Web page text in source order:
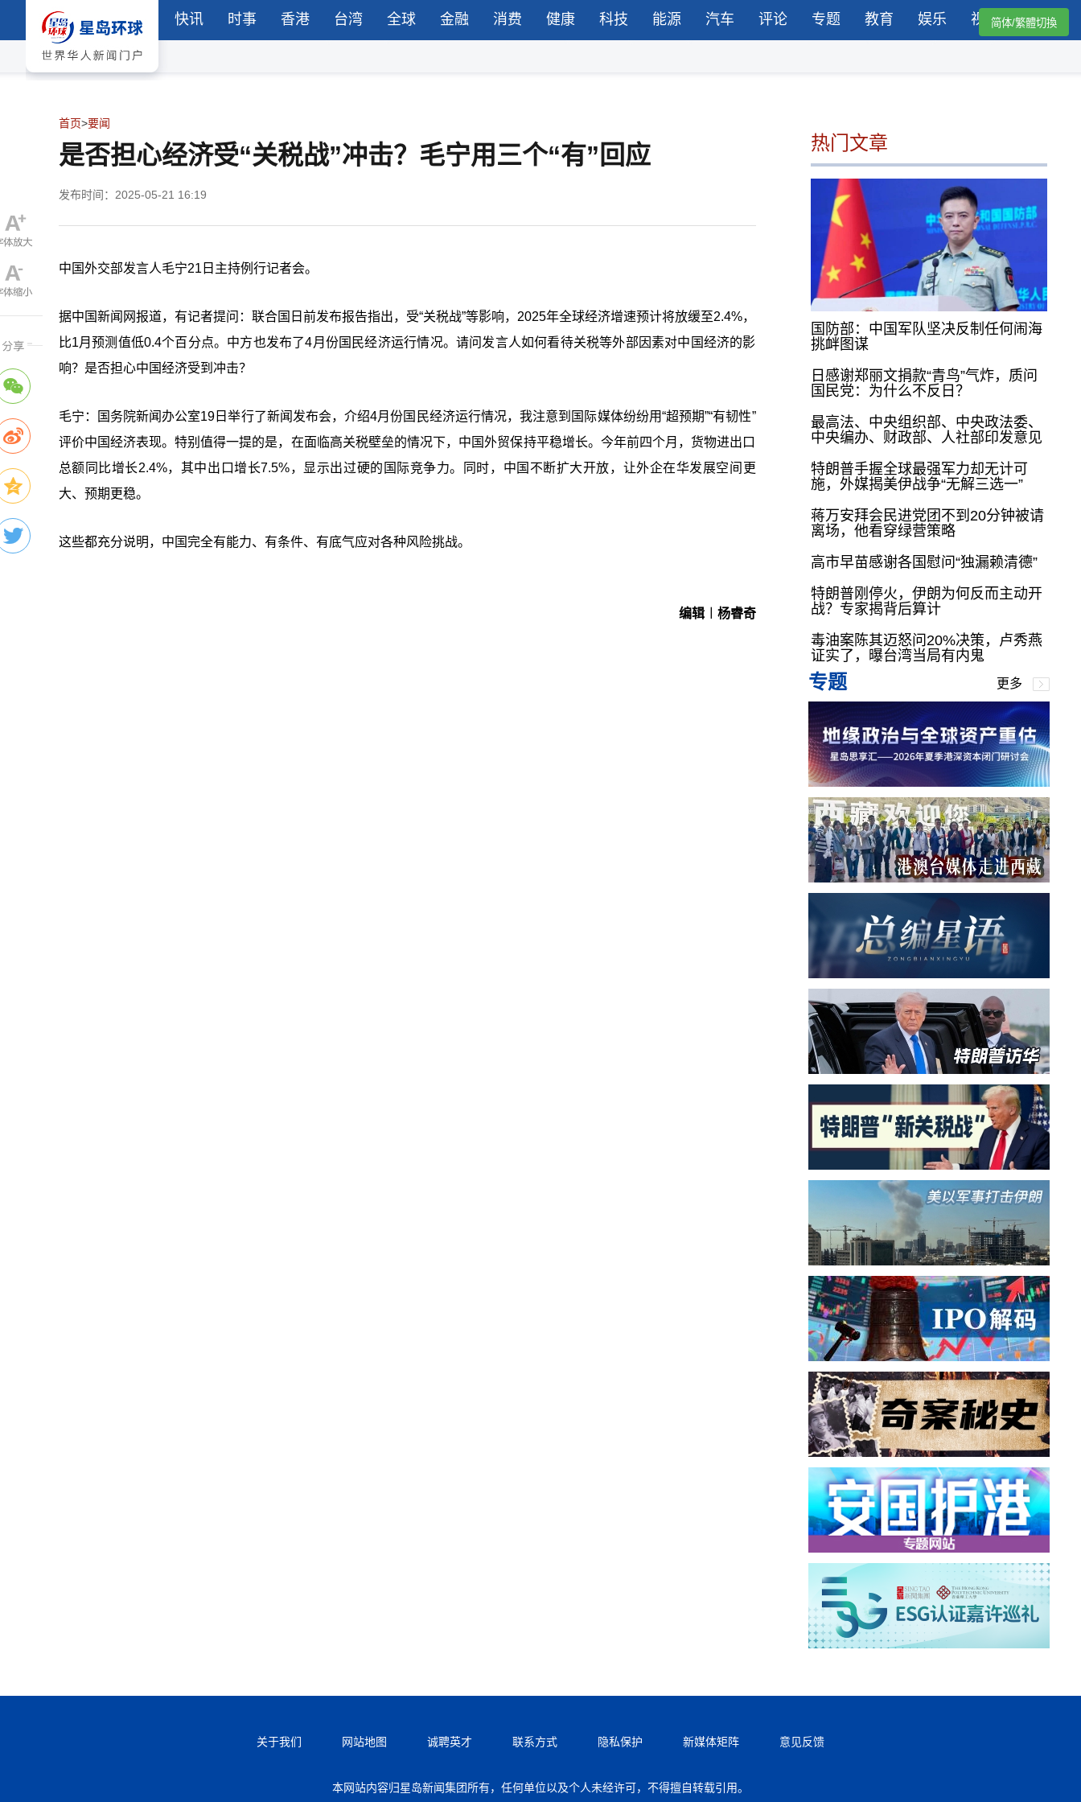
快讯 时事 香港 台湾 全球 金融 消费 健康 科技 能源 汽车 评论 专题 教育 娱乐 视频简体/繁體切換
首页>要闻
是否担心经济受“关税战”冲击？毛宁用三个“有”回应
发布时间：2025-05-21 16:19
中国外交部发言人毛宁21日主持例行记者会。
据中国新闻网报道，有记者提问：联合国日前发布报告指出，受“关税战”等影响，2025年全球经济增速预计将放缓至2.4%，
比1月预测值低0.4个百分点。中方也发布了4月份国民经济运行情况。请问发言人如何看待关税等外部因素对中国经济的影
响？是否担心中国经济受到冲击？
毛宁：国务院新闻办公室19日举行了新闻发布会，介绍4月份国民经济运行情况，我注意到国际媒体纷纷用“超预期”“有韧性”
评价中国经济表现。特别值得一提的是，在面临高关税壁垒的情况下，中国外贸保持平稳增长。今年前四个月，货物进出口
总额同比增长2.4%，其中出口增长7.5%，显示出过硬的国际竞争力。同时，中国不断扩大开放，让外企在华发展空间更
大、预期更稳。
这些都充分说明，中国完全有能力、有条件、有底气应对各种风险挑战。
编辑︱杨睿奇
热门文章
国防部：中国军队坚决反制任何闹海
挑衅图谋
日感谢郑丽文捐款“青鸟”气炸，质问
国民党：为什么不反日？
最高法、中央组织部、中央政法委、
中央编办、财政部、人社部印发意见
特朗普手握全球最强军力却无计可
施，外媒揭美伊战争“无解三选一”
蒋万安拜会民进党团不到20分钟被请
离场，他看穿绿营策略
高市早苗感谢各国慰问“独漏赖清德”
特朗普刚停火，伊朗为何反而主动开
战？专家揭背后算计
毒油案陈其迈怒问20%决策，卢秀燕
证实了，曝台湾当局有内鬼
专题 更多
关于我们 网站地图 诚聘英才 联系方式 隐私保护 新媒体矩阵 意见反馈
本网站内容归星岛新闻集团所有，任何单位以及个人未经许可，不得擅自转载引用。